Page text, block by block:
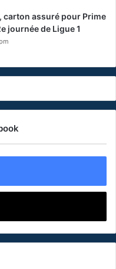
carton assuré pour Prime
journée de Ligue 1